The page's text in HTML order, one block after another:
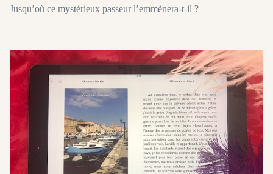
Jusqu’où ce mystérieux passeur l’emmènera-t-il ?